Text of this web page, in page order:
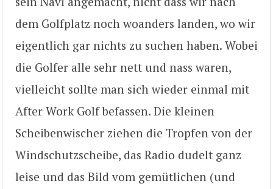
dem Golfplatz noch woanders landen, wo wir
eigentlich gar nichts zu suchen haben. Wobei
die Golfer alle sehr nett und nass waren,
vielleicht sollte man sich wieder einmal mit
After Work Golf befassen. Die kleinen
Scheibenwischer ziehen die Tropfen von der
Windschutzscheibe, das Radio dudelt ganz
leise und das Bild vom gemütlichen (und